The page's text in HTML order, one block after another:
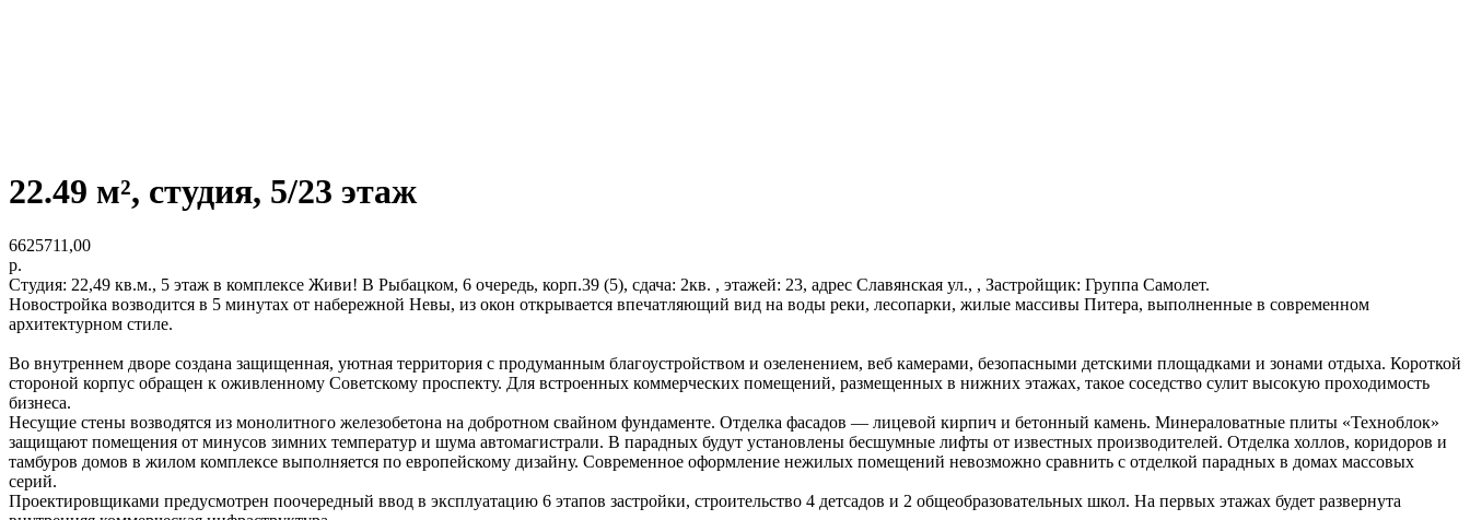
22.49 м², студия, 5/23 этаж
6625711,00
р.
Студия: 22,49 кв.м., 5 этаж в комплексе Живи! В Рыбацком, 6 очередь, корп.39 (5), сдача: 2кв. , этажей: 23, адрес Славянская ул., , Застройщик: Группа Самолет.
Новостройка возводится в 5 минутах от набережной Невы, из окон открывается впечатляющий вид на воды реки, лесопарки, жилые массивы Питера, выполненные в современном
архитектурном стиле.
Во внутреннем дворе создана защищенная, уютная территория с продуманным благоустройством и озеленением, веб камерами, безопасными детскими площадками и зонами отдыха. Короткой
стороной корпус обращен к оживленному Советскому проспекту. Для встроенных коммерческих помещений, размещенных в нижних этажах, такое соседство сулит высокую проходимость
бизнеса.
Несущие стены возводятся из монолитного железобетона на добротном свайном фундаменте. Отделка фасадов — лицевой кирпич и бетонный камень. Минераловатные плиты «Техноблок»
защищают помещения от минусов зимних температур и шума автомагистрали. В парадных будут установлены бесшумные лифты от известных производителей. Отделка холлов, коридоров и
тамбуров домов в жилом комплексе выполняется по европейскому дизайну. Современное оформление нежилых помещений невозможно сравнить с отделкой парадных в домах массовых
серий.
Проектировщиками предусмотрен поочередный ввод в эксплуатацию 6 этапов застройки, строительство 4 детсадов и 2 общеобразовательных школ. На первых этажах будет развернута